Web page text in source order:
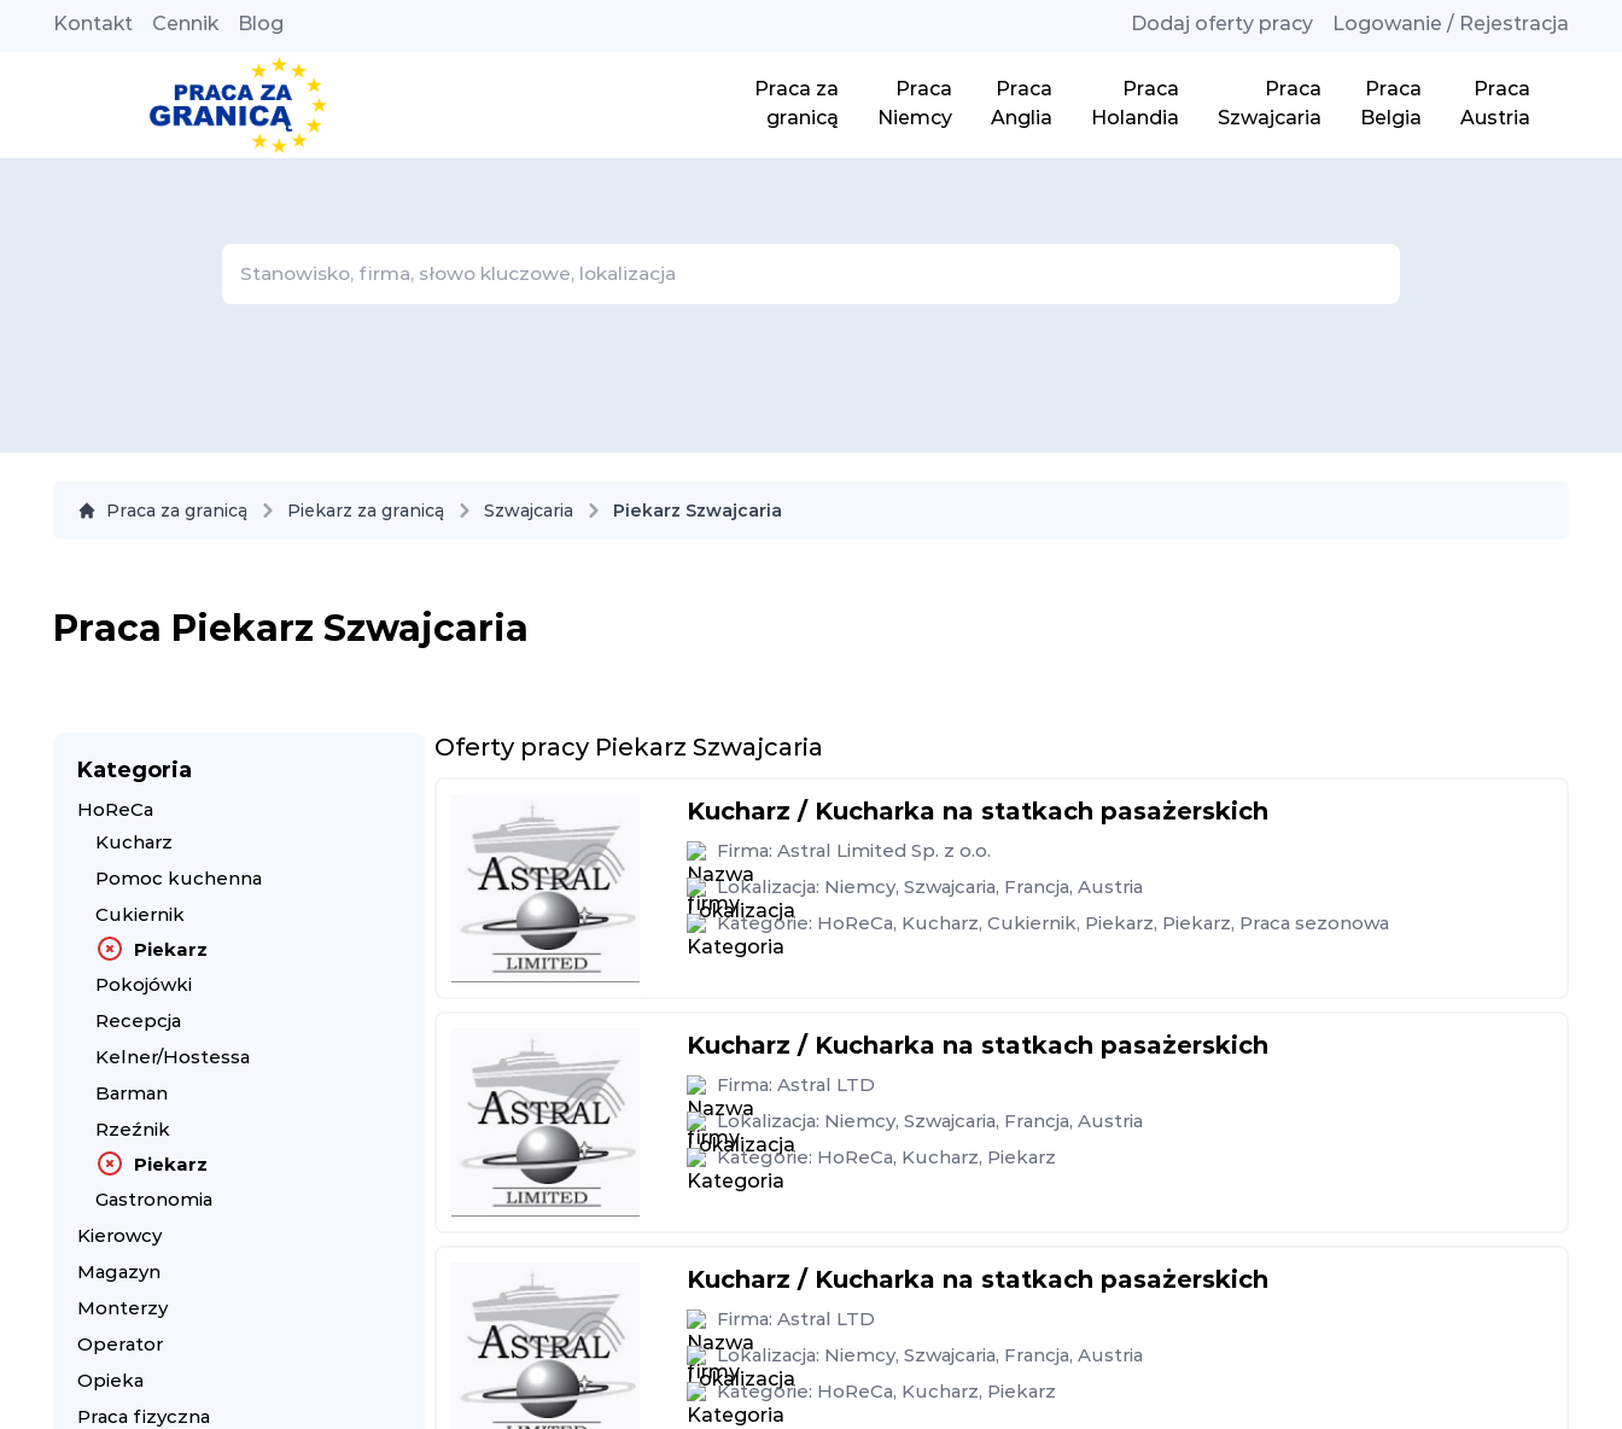
Kontakt Cennik Blog Dodaj oferty pracy Logowanie / Rejestracja
Praca za
granicą
Praca
Niemcy
Praca
Anglia
Praca
Holandia
Praca
Szwajcaria
Praca
Belgia
Praca
Austria
Praca za granicą Piekarz za granicą Szwajcaria Piekarz Szwajcaria
Praca Piekarz Szwajcaria
Kategoria
HoReCa
Kucharz
Pomoc kuchenna
Cukiernik
Piekarz
Pokojówki
Recepcja
Kelner/Hostessa
Barman
Rzeźnik
Piekarz
Gastronomia
Kierowcy
Magazyn
Monterzy
Operator
Opieka
Praca fizyczna
Oferty pracy Piekarz Szwajcaria
Kucharz / Kucharka na statkach pasażerskich
Firma: Astral Limited Sp. z o.o.
Lokalizacja: Niemcy, Szwajcaria, Francja, Austria
Kategorie: HoReCa, Kucharz, Cukiernik, Piekarz, Piekarz, Praca sezonowa
Kucharz / Kucharka na statkach pasażerskich
Firma: Astral LTD
Lokalizacja: Niemcy, Szwajcaria, Francja, Austria
Kategorie: HoReCa, Kucharz, Piekarz
Kucharz / Kucharka na statkach pasażerskich
Firma: Astral LTD
Lokalizacja: Niemcy, Szwajcaria, Francja, Austria
Kategorie: HoReCa, Kucharz, Piekarz